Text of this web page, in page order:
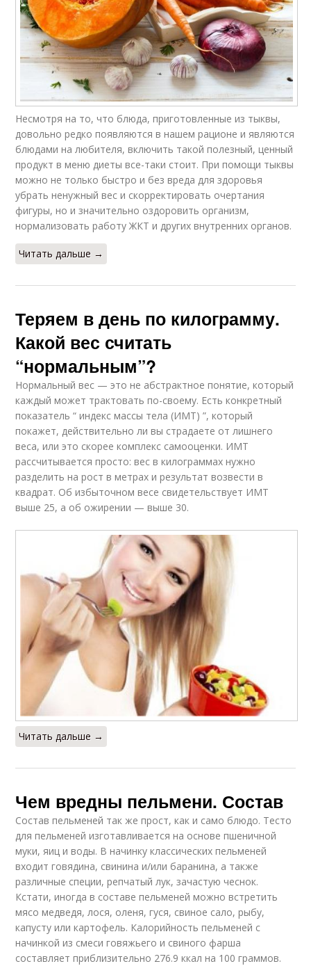
Несмотря на то, что блюда, приготовленные из тыквы,
довольно редко появляются в нашем рационе и являются
блюдами на любителя, включить такой полезный, ценный
продукт в меню диеты все-таки стоит. При помощи тыквы
можно не только быстро и без вреда для здоровья
убрать ненужный вес и скорректировать очертания
фигуры, но и значительно оздоровить организм,
нормализовать работу ЖКТ и других внутренних органов.
Читать дальше →
Теряем в день по килограмму.
Какой вес считать
“нормальным”?
Нормальный вес — это не абстрактное понятие, который
каждый может трактовать по-своему. Есть конкретный
показатель “ индекс массы тела (ИМТ) ”, который
покажет, действительно ли вы страдаете от лишнего
веса, или это скорее комплекс самооценки. ИМТ
рассчитывается просто: вес в килограммах нужно
разделить на рост в метрах и результат возвести в
квадрат. Об избыточном весе свидетельствует ИМТ
выше 25, а об ожирении — выше 30.
Читать дальше →
Чем вредны пельмени. Состав
Состав пельменей так же прост, как и само блюдо. Тесто
для пельменей изготавливается на основе пшеничной
муки, яиц и воды. В начинку классических пельменей
входит говядина, свинина и/или баранина, а также
различные специи, репчатый лук, зачастую чеснок.
Кстати, иногда в составе пельменей можно встретить
мясо медведя, лося, оленя, гуся, свиное сало, рыбу,
капусту или картофель. Калорийность пельменей с
начинкой из смеси говяжьего и свиного фарша
составляет приблизительно 276.9 ккал на 100 граммов.